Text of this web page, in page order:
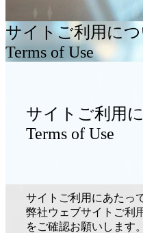
サイトご利用につ
Terms of Use
サイトご利用
Terms of Use
サイトご利用にあたっ
弊社ウェブサイトご利
をご確認お願いします